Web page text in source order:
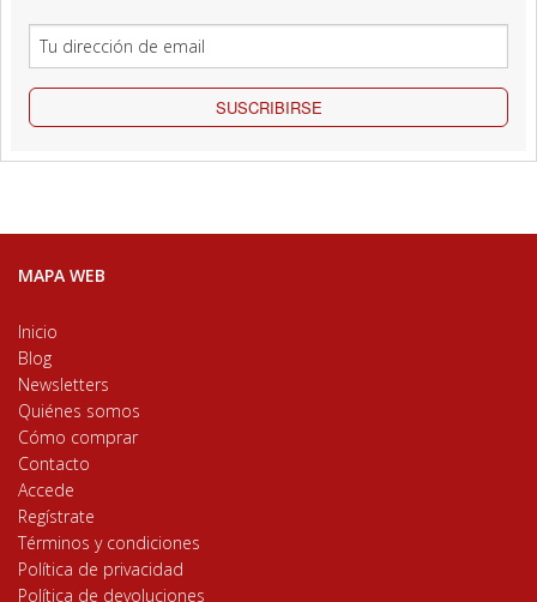
SUSCRIBIRSE
MAPA WEB
Inicio
Blog
Newsletters
Quiénes somos
Cómo comprar
Contacto
Accede
Regístrate
Términos y condiciones
Política de privacidad
Política de devoluciones